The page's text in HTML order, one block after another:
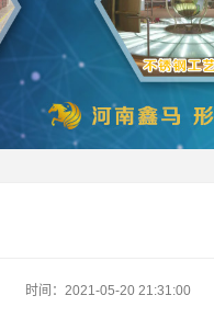
时间：2021-05-20 21:31:00